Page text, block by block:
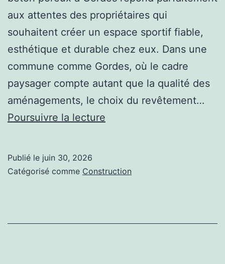
aux attentes des propriétaires qui
souhaitent créer un espace sportif fiable,
esthétique et durable chez eux. Dans une
commune comme Gordes, où le cadre
paysager compte autant que la qualité des
aménagements, le choix du revêtement…
Poursuivre la lecture
construction
Publié le juin 30, 2026
Catégorisé comme Construction